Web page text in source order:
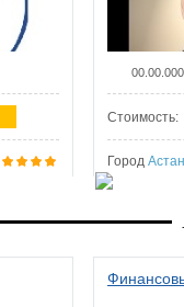
Стоимость:
Город